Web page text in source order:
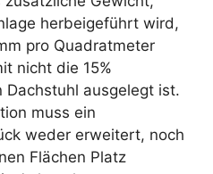
herbeigeführt wird,
pro Quadratmeter
nicht die 15%
ausgelegt ist.
muss ein
weder erweitert, noch
Flächen Platz